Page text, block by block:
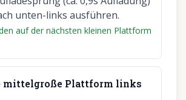
unten-links ausführen.
auf der nächsten kleinen Plattform
mittelgroße Plattform links